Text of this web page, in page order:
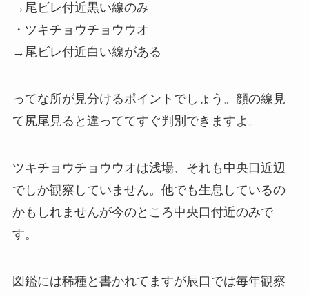
→尾ビレ付近黒い線のみ
・ツキチョウチョウウオ
→尾ビレ付近白い線がある
ってな所が見分けるポイントでしょう。顔の線見
て尻尾見ると違っててすぐ判別できますよ。
ツキチョウチョウウオは浅場、それも中央口近辺
でしか観察していません。他でも生息しているの
かもしれませんが今のところ中央口付近のみで
す。
図鑑には稀種と書かれてますが辰口では毎年観察